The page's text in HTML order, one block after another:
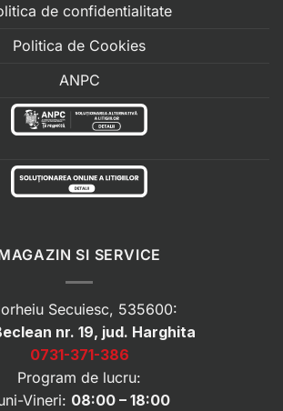
de confidentialitate
Politica de Cookies
ANPC
SI SERVICE
Secuiesc, 535600:
nr. 19, jud. Harghita
0731-371-386
Program de lucru:
Vineri: 08:00 – 18:00